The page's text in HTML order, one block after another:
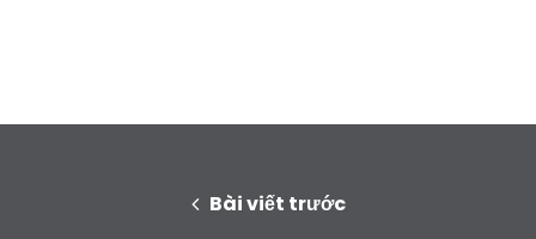
Bài viết trước